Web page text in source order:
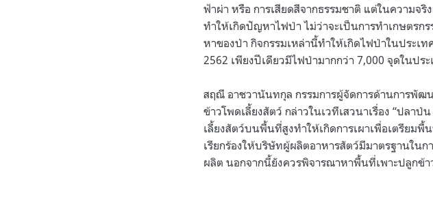
ฟ้าผ่า หรือ การเสียดสีจากธรรมชาติ แต่ในความจ
ทำให้เกิดปัญหาไฟป่า ไม่ว่าจะเป็นการทำเกษตรก
หาของป่า กิจกรรมเหล่านี้ทำให้เกิดไฟป่าในประเ
2562 เพียงปีเดียวมีไฟป่ามากกว่า 7,000 จุดในป
สฤณี อาชวานันทกุล กรรมการผู้จัดการด้านการพัฒ
ข้าวโพดเลี้ยงสัตว์ กล่าวในเวทีเสวนาเรื่อง “ปลา
เลี้ยงสัตว์บนพื้นที่สูงทำให้เกิดการเผาเพื่อเตรียม
เรียกร้องให้บริษัทผู้ผลิตอาหารสัตว์มีมาตรฐานใน
ผลิต นอกจากนี้ยังควรพิจารณาหาพื้นที่เพาะปลูกข้